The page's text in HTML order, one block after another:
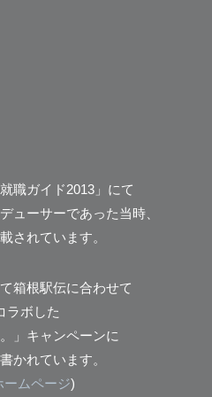
職ガイド2013」にて
ューサーであった当時、
されています。
箱根駅伝に合わせて
ラボした
」キャンペーンに
かれています。
ームページ)